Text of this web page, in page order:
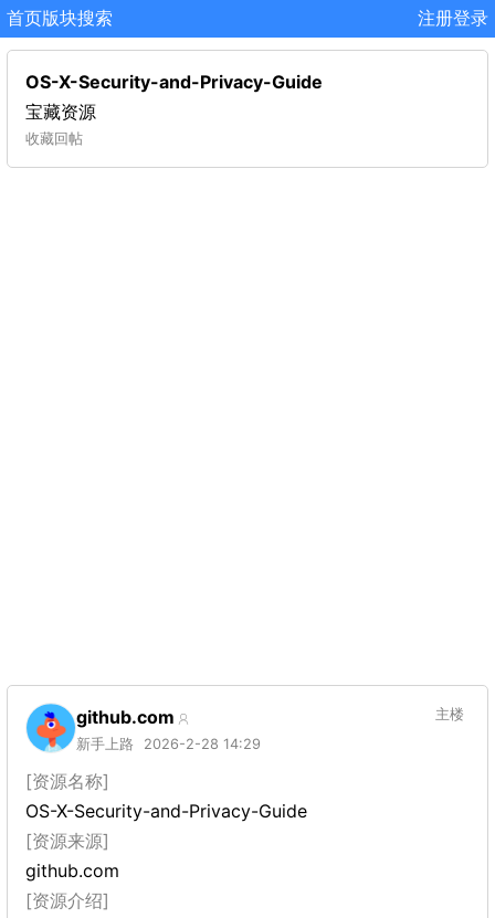
首页版块搜索 注册登录
OS-X-Security-and-Privacy-Guide
宝藏资源
收藏回帖
github.com
新手上路 2026-2-28 14:29
主楼
[资源名称]
OS-X-Security-and-Privacy-Guide
[资源来源]
github.com
[资源介绍]